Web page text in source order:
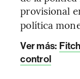
provisional
política
Ver más:
control